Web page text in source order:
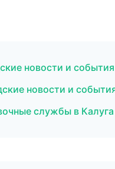
новости и
новости и
службы в Калуга